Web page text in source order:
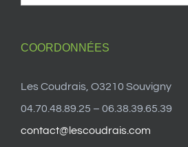
COORDONNÉES
Les Coudrais, O3210 Souvigny
04.70.48.89.25 – 06.38.39.65.39
contact@lescoudrais.com